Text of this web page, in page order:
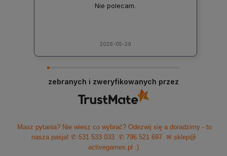
Nie polecam.
2026-05-29
zebranych i zweryfikowanych przez
Masz pytania? Nie wiesz co wybrać? Odezwij się a doradzimy - to
nasza pasja! ✆ 531 533 033 ✆ 796 521 697
✉ sklep@
activegames.pl :)